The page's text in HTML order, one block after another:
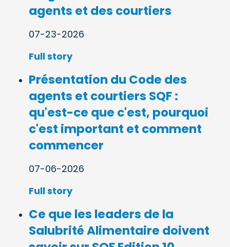
agents et des courtiers
07-23-2026
Full story
Présentation du Code des
agents et courtiers SQF :
qu'est-ce que c'est, pourquoi
c'est important et comment
commencer
07-06-2026
Full story
Ce que les leaders de la
Salubrité Alimentaire doivent